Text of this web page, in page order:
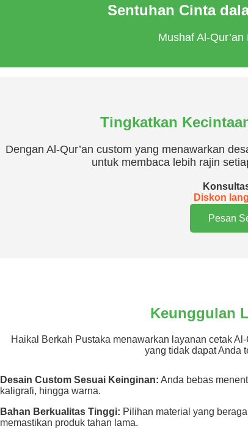
Sentuhan Cinta
Mushaf Al-
Tingkatkan
Dengan Al-Qur’an custom yang menawarkan
untuk membaca lebih rajin
Diskon
Pesan
Keunggulan
Haikal Berkah Pustaka menawarkan layanan cetak
yang tidak dapat Anda
Desain Custom Sesuai Keinginan: Anda bebas
kaligrafi, hingga warna.
Bahan Berkualitas Tinggi: Pilihan material yang
memastikan produk tahan lama.